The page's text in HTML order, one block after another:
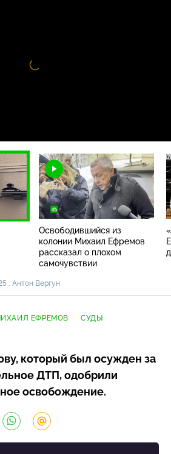
Видео
проигрыватель
Освободившийся из
колонии Михаил Ефремов
рассказал о плохом
самочувствии
, Антон Вергун
ЕФРЕМОВ
СУДЫ
который был осужден за
ДТП, одобрили
освобождение.